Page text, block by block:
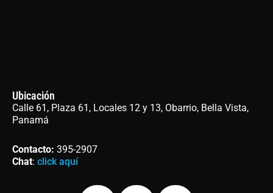
Ubicación
Calle 61, Plaza 61, Locales 12 y 13, Obarrio, Bella Vista,
Panamá
Contacto: 395-2907
Chat: click aquí